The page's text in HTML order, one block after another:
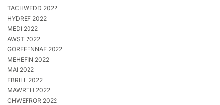
TACHWEDD 2022
HYDREF 2022
MEDI 2022
AWST 2022
GORFFENNAF 2022
MEHEFIN 2022
MAI 2022
EBRILL 2022
MAWRTH 2022
CHWEFROR 2022